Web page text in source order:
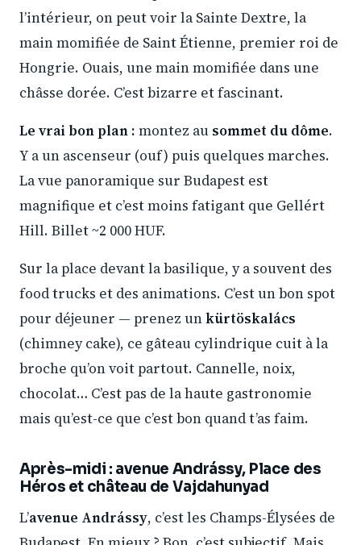
l’intérieur, on peut voir la Sainte Dextre, la
main momifiée de Saint Étienne, premier roi de
Hongrie. Ouais, une main momifiée dans une
châsse dorée. C’est bizarre et fascinant.
Le vrai bon plan : montez au sommet du dôme.
Y a un ascenseur (ouf) puis quelques marches.
La vue panoramique sur Budapest est
magnifique et c’est moins fatigant que Gellért
Hill. Billet ~2 000 HUF.
Sur la place devant la basilique, y a souvent des
food trucks et des animations. C’est un bon spot
pour déjeuner — prenez unkürtöskalács
(chimney cake), ce gâteau cylindrique cuit à la
broche qu’on voit partout. Cannelle, noix,
chocolat… C’est pas de la haute gastronomie
mais qu’est-ce que c’est bon quand t’as faim.
Après-midi : avenue Andrássy, Place des
Héros et château de Vajdahunyad
L’avenue Andrássy, c’est les Champs-Élysées de